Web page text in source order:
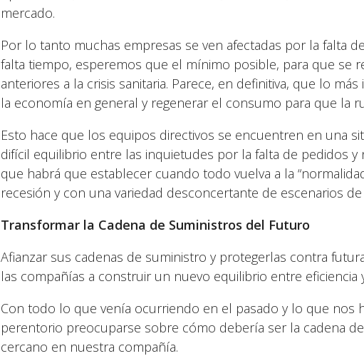
mercado.
Por lo tanto muchas empresas se ven afectadas por la falta
falta tiempo, esperemos que el mínimo posible, para que se
anteriores a la crisis sanitaria. Parece, en definitiva, que lo
la economía en general y regenerar el consumo para que la
Esto hace que los equipos directivos se encuentren en una
difícil equilibrio entre las inquietudes por la falta de pedidos
que habrá que establecer cuando todo vuelva a la
recesión y con una variedad desconcertante de escenarios
Transformar la Cadena de Suministros del Futuro
Afianzar sus cadenas de suministro y protegerlas contra
las compañías a construir un nuevo equilibrio entre eficiencia
Con todo lo que venía ocurriendo en el pasado y lo que nos
perentorio preocuparse sobre cómo debería ser la cadena
cercano en nuestra compañía.